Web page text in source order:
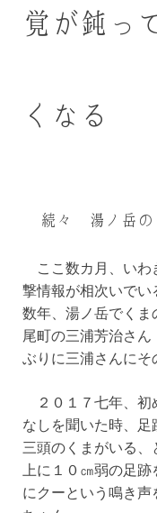
覚が鈍っ
くなる
続々 湯ノ岳の
ここ数カ月、いわ
撃情報が相次いで
数年、湯ノ岳でく
尾町の三浦芳治さ
ぶりに三浦さんにそ
２０１７七年、初
なしを聞いた時、
三頭のくまがいる
上に１０㎝弱の足
にクーという鳴き